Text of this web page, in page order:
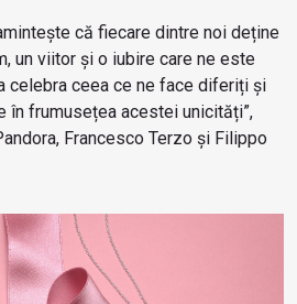
că fiecare dintre noi deține
un viitor și o iubire care ne este
celebra ceea ce ne face diferiți și
în frumusețea acestei unicități”,
Francesco Terzo și Filippo